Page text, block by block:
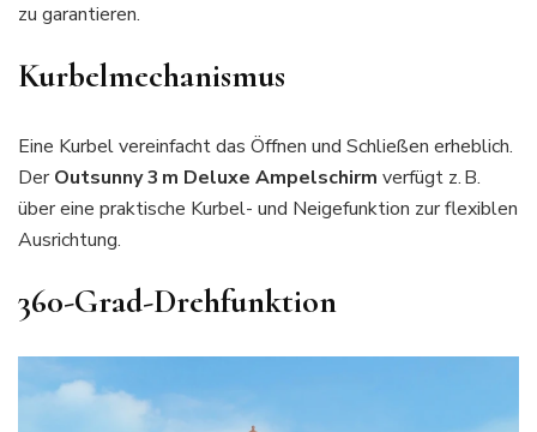
zu garantieren.
Kurbelmechanismus
Eine Kurbel vereinfacht das Öffnen und Schließen erheblich.
DerOutsunny 3 m Deluxe Ampelschirm verfügt z. B.
über eine praktische Kurbel- und Neigefunktion zur flexiblen
Ausrichtung.
360-Grad-Drehfunktion